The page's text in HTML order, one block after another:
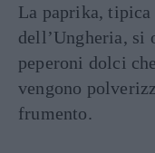
La paprika,
dell’Ungheria, si
peperoni dolci
vengono
frumento.